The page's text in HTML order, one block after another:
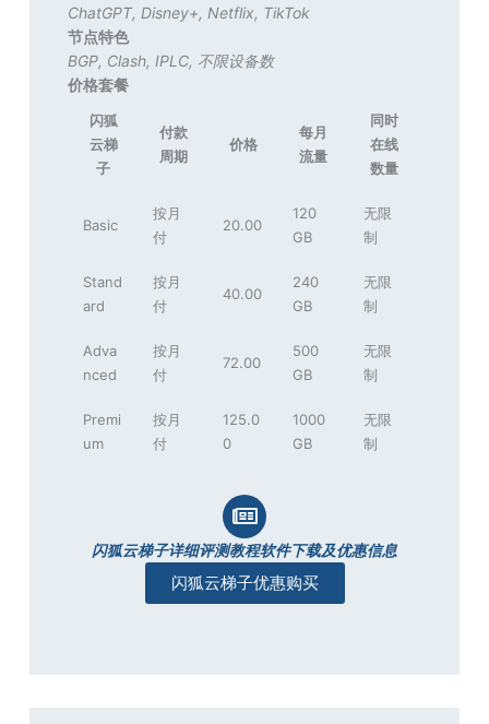
ChatGPT, Disney+, Netflix, TikTok
节点特色
BGP, Clash, IPLC, 不限设备数
价格套餐
闪狐
云梯
子
付款
周期
价格
每月
流量
同时
在线
数量
Basic
按月
付
20.00
120
GB
无限
制
Stand
ard
按月
付
40.00
240
GB
无限
制
Adva
nced
按月
付
72.00
500
GB
无限
制
Premi
um
按月
付
125.0
0
1000
GB
无限
制
闪狐云梯子详细评测教程软件下载及优惠信息
闪狐云梯子优惠购买